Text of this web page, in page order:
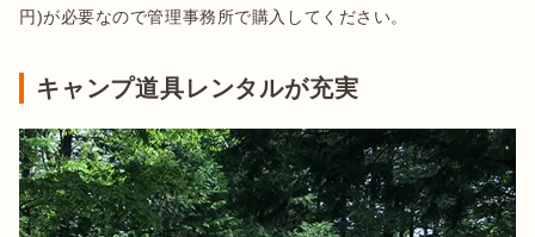
円)が必要なので管理事務所で購入してください。
キャンプ道具レンタルが充実